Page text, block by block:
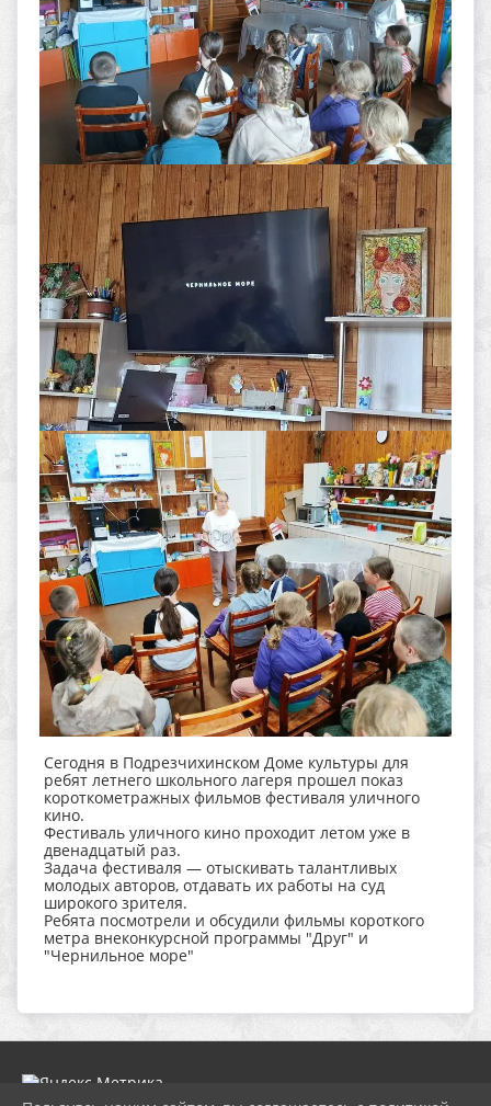
Сегодня в Подрезчихинском Доме культуры для
ребят летнего школьного лагеря прошел показ
короткометражных фильмов фестиваля уличного
кино.
Фестиваль уличного кино проходит летом уже в
двенадцатый раз.
Задача фестиваля — отыскивать талантливых
молодых авторов, отдавать их работы на суд
широкого зрителя.
Ребята посмотрели и обсудили фильмы короткого
метра внеконкурсной программы "Друг" и
"Чернильное море"